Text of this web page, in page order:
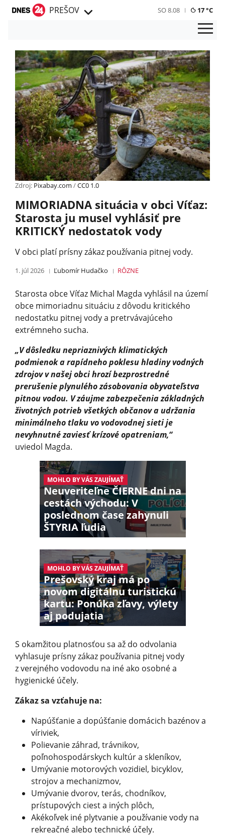
PREŠOV SO 8.08 17 °C
Zdroj: Pixabay.com /CC0 1.0
MIMORIADNA situácia v obci Víťaz:
Starosta ju musel vyhlásiť pre
KRITICKÝ nedostatok vody
V obci platí prísny zákaz používania pitnej vody.
1. júl 2026 Ľubomír Hudačko RÔZNE
Starosta obce Víťaz Michal Magda vyhlásil na území
obce mimoriadnu situáciu z dôvodu kritického
nedostatku pitnej vody a pretrvávajúceho
extrémneho sucha.
„V dôsledku nepriaznivých klimatických
podmienok a rapídneho poklesu hladiny vodných
zdrojov v našej obci hrozí bezprostredné
prerušenie plynulého zásobovania obyvateľstva
pitnou vodou. V záujme zabezpečenia základných
životných potrieb všetkých občanov a udržania
minimálneho tlaku vo vodovodnej sieti je
nevyhnutné zaviesť krízové opatreniam,“
uviedol Magda.
MOHLO BY VÁS ZAUJÍMAŤ
Neuveriteľne ČIERNE dni na
cestách východu: V
poslednom čase zahynuli
ŠTYRIA ľudia
MOHLO BY VÁS ZAUJÍMAŤ
Prešovský kraj má po
novom digitálnu turistickú
kartu: Ponúka zľavy, výlety
aj podujatia
S okamžitou platnosťou sa až do odvolania
vyhlasuje prísny zákaz používania pitnej vody
z verejného vodovodu na iné ako osobné a
hygienické účely.
Zákaz sa vzťahuje na:
Napúšťanie a dopúšťanie domácich bazénov a
víriviek,
Polievanie záhrad, trávnikov,
poľnohospodárskych kultúr a skleníkov,
Umývanie motorových vozidiel, bicyklov,
strojov a mechanizmov,
Umývanie dvorov, terás, chodníkov,
prístupových ciest a iných plôch,
Akékoľvek iné plytvanie a používanie vody na
rekreačné alebo technické účely.